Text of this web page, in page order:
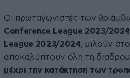
Οι πρωταγωνιστές των
Conference League 2023/2024
League 2023/2024, μιλούν
αποκαλύπτουν όλη τη
μέχρι την κατάκτηση των